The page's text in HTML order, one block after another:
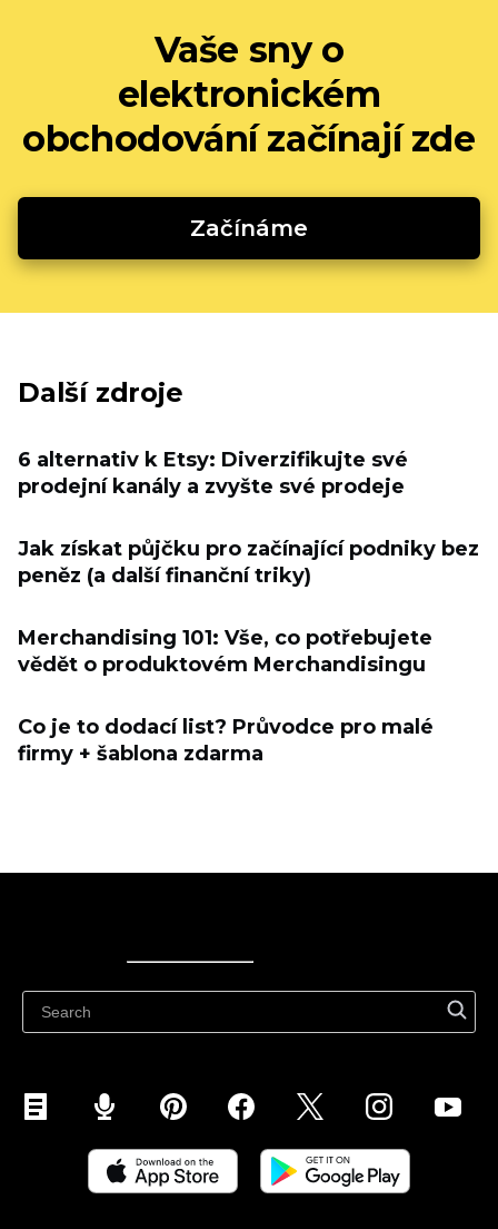
Vaše sny o
elektronickém
obchodování začínají zde
Začínáme
Další zdroje
6 alternativ k Etsy: Diverzifikujte své
prodejní kanály a zvyšte své prodeje
Jak získat půjčku pro začínající podniky bez
peněz (a další finanční triky)
Merchandising 101: Vše, co potřebujete
vědět o produktovém Merchandisingu
Co je to dodací list? Průvodce pro malé
firmy + šablona zdarma